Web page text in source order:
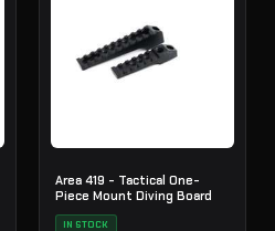
Area 419 - Tactical One-
Piece Mount Diving Board
IN STOCK